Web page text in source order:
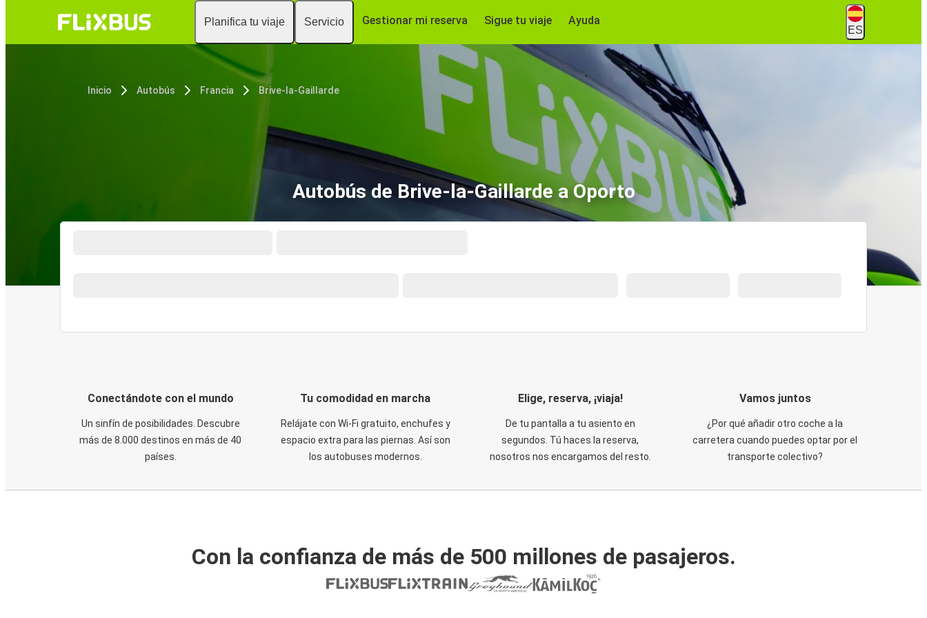
Planifica tu viaje Servicio Gestionar mi reserva Sigue tu viaje Ayuda
ES
Inicio Autobús Francia Brive-la-Gaillarde
Autobús de Brive-la-Gaillarde a Oporto
Conectándote con el mundo
Un sinfín de posibilidades. Descubre
más de 8.000 destinos en más de 40
países.
Tu comodidad en marcha
Relájate con Wi-Fi gratuito, enchufes y
espacio extra para las piernas. Así son
los autobuses modernos.
Elige, reserva, ¡viaja!
De tu pantalla a tu asiento en
segundos. Tú haces la reserva,
nosotros nos encargamos del resto.
Vamos juntos
¿Por qué añadir otro coche a la
carretera cuando puedes optar por el
transporte colectivo?
Con la confianza de más de 500 millones de pasajeros.